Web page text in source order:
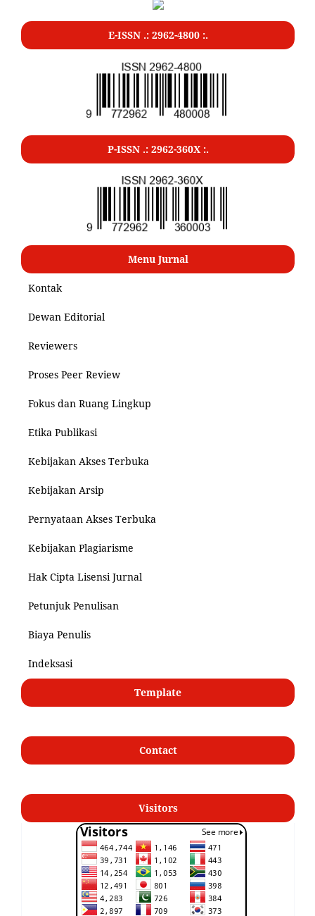
E-ISSN .: 2962-4800 :.
P-ISSN .: 2962-360X :.
Menu Jurnal
Kontak
Dewan Editorial
Reviewers
Proses Peer Review
Fokus dan Ruang Lingkup
Etika Publikasi
Kebijakan Akses Terbuka
Kebijakan Arsip
Pernyataan Akses Terbuka
Kebijakan Plagiarisme
Hak Cipta Lisensi Jurnal
Petunjuk Penulisan
Biaya Penulis
Indeksasi
Template
Contact
Visitors